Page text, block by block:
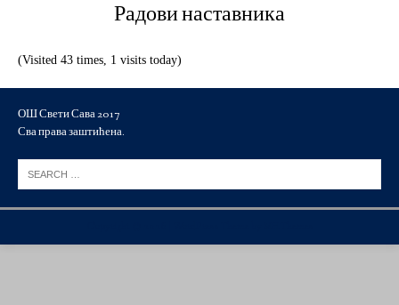
Радови наставника
(Visited 43 times, 1 visits today)
ОШ Свети Сава 2017
Сва права заштићена.